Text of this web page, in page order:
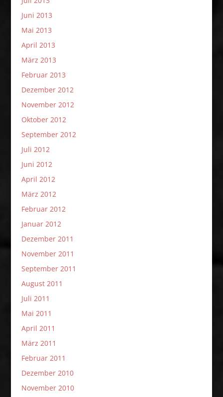
Juni 2013
Mai 2013
April 2013
März 2013
Februar 2013
Dezember 2012
November 2012
Oktober 2012
September 2012
Juli 2012
Juni 2012
April 2012
März 2012
Februar 2012
Januar 2012
Dezember 2011
November 2011
September 2011
August 2011
Juli 2011
Mai 2011
April 2011
März 2011
Februar 2011
Dezember 2010
November 2010